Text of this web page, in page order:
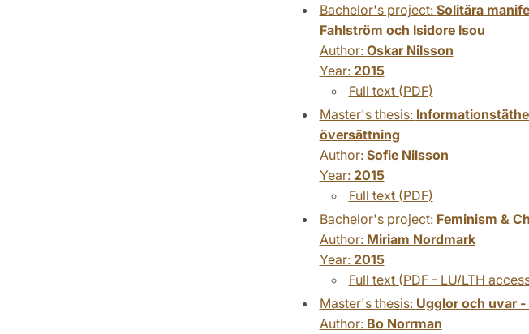
Bachelor's project: Solitära
Fahlström och Isidore Isou
Author: Oskar Nilsson
Year: 2015
Full text (PDF)
Master's thesis:
översättning
Author: Sofie Nilsson
Year: 2015
Full text (PDF)
Bachelor's project: Feminism &
Author: Miriam Nordmark
Year: 2015
Full text (PDF - LU/LTH
Master's thesis: Ugglor och uvar
Author: Bo Norrman